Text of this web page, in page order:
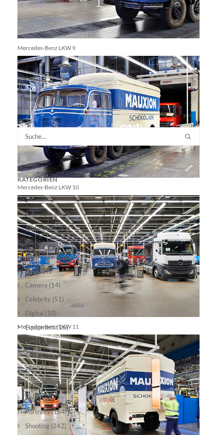
Mercedes-Benz LKW 9
Mercedes-Benz LKW 10
Mercedes-Benz LKW 11
KATEGORIEN
Advertising(83)
Architektur(63)
Archivbilder(13)
Behind the Scene(92)
Books(9)
Camera (14)
Celebrity (51)
Digital (10)
Equipment(16)
Events(17)
Exhibitions(8)
Film(14)
Lighting(10)
News(58)
Portraits(154)
Shooting (242)